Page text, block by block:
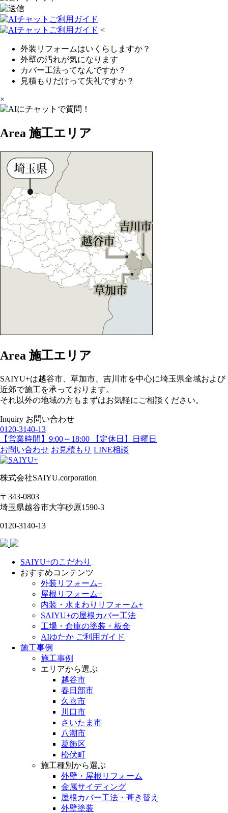
<
外装リフォームはいくらしますか？
外壁の汚れが気になります
カバー工法ってなんですか？
見積もりだけって失礼ですか？
×
Area 施工エリア
Area 施工エリア
SAIYU+は越谷市、草加市、吉川市を中心に埼玉県全域および
近郊で施工を承っております。
それ以外の地域の方もまずはお気軽にご相談ください。
Inquiry お問い合わせ
0120-3140-13
【営業時間】9:00～18:00 【定休日】日曜日
お問い合わせ お見積もり LINE相談
株式会社SAIYU.corporation
〒343-0803
埼玉県越谷市大字砂原1590-3
0120-3140-13
SAIYU+のこだわり
おすすめコンテンツ
外装リフォーム+
屋根リフォーム+
内装・水まわりリフォーム+
SAIYU+の屋根カバー工法
工場・倉庫の塗装・板金
AIゆたか ご利用ガイド
施工事例
施工事例
エリアから選ぶ
越谷市
春日部市
久喜市
川口市
さいたま市
八潮市
葛飾区
松伏町
施工種別から選ぶ
外壁・屋根リフォーム
金属サイディング
屋根カバー工法・葺き替え
外壁塗装